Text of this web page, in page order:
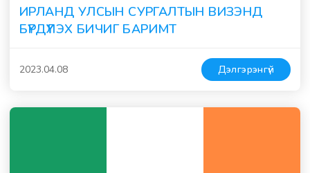
ИРЛАНД УЛСЫН СУРГАЛТЫН ВИЗЭНД
БҮРДҮҮЛЭХ БИЧИГ БАРИМТ
2023.04.08 Дэлгэрэнгүй